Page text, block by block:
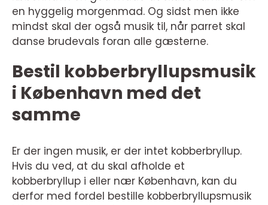
en hyggelig morgenmad. Og sidst men ikke
mindst skal der også musik til, når parret skal
danse brudevals foran alle gæsterne.
Bestil kobberbryllupsmusik
i København med det
samme
Er der ingen musik, er der intet kobberbryllup.
Hvis du ved, at du skal afholde et
kobberbryllup i eller nær København, kan du
derfor med fordel bestille kobberbryllupsmusik